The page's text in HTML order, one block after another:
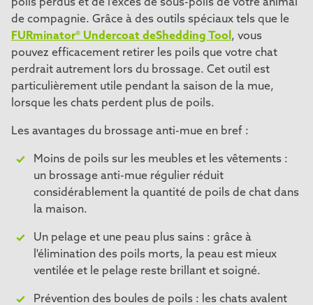
poils perdus et de l'excès de sous-poils de votre animal
de compagnie. Grâce à des outils spéciaux tels que le
FURminator® Undercoat deShedding Tool , vous
pouvez efficacement retirer les poils que votre chat
perdrait autrement lors du brossage. Cet outil est
particulièrement utile pendant la saison de la mue,
lorsque les chats perdent plus de poils.
Les avantages du brossage anti-mue en bref :
Moins de poils sur les meubles et les vêtements :
un brossage anti-mue régulier réduit
considérablement la quantité de poils de chat dans
la maison.
Un pelage et une peau plus sains : grâce à
l'élimination des poils morts, la peau est mieux
ventilée et le pelage reste brillant et soigné.
Prévention des boules de poils : les chats avalent